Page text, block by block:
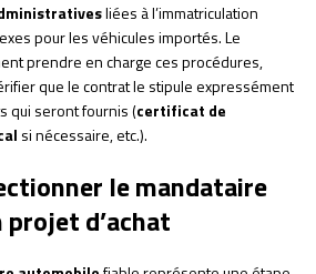
liées à l’immatriculation
pour les véhicules importés. Le
prendre en charge ces procédures,
que le contrat le stipule expressément
qui seront fournis (certificat de
si nécessaire, etc.).
le mandataire
d’achat